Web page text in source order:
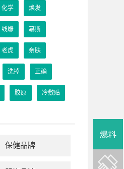
化学 焕发
线雕 慕斯
老虎 亲肤
洗掉 正确
胶原 冷敷贴
保健品牌